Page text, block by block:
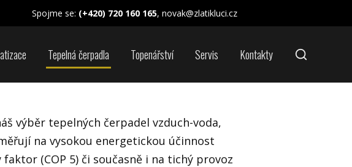
Spojme se: (+420) 720 160 165, novak@zlatikluci.cz
Tepelná čerpadla Topenářství Servis Kontakty
výběr tepelných čerpadel vzduch-voda,
na vysokou energetickou účinnost
faktor (COP 5) či současně i na tichý provoz